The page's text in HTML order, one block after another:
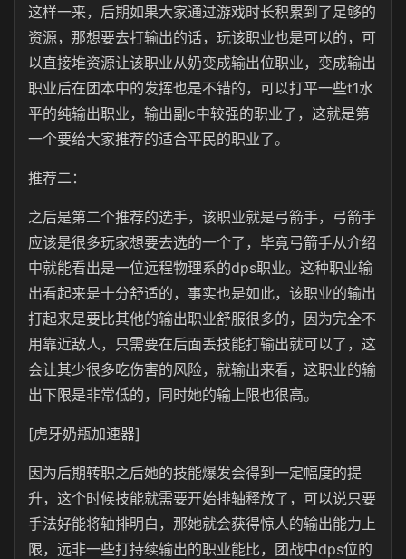
这样一来，后期如果大家通过游戏时长积累到了足够的
资源，那想要去打输出的话，玩该职业也是可以的，可
以直接堆资源让该职业从奶变成输出位职业，变成输出
职业后在团本中的发挥也是不错的，可以打平一些t1水
平的纯输出职业，输出副c中较强的职业了，这就是第
一个要给大家推荐的适合平民的职业了。
推荐二：
之后是第二个推荐的选手，该职业就是弓箭手，弓箭手
应该是很多玩家想要去选的一个了，毕竟弓箭手从介绍
中就能看出是一位远程物理系的dps职业。这种职业输
出看起来是十分舒适的，事实也是如此，该职业的输出
打起来是要比其他的输出职业舒服很多的，因为完全不
用靠近敌人，只需要在后面丢技能打输出就可以了，这
会让其少很多吃伤害的风险，就输出来看，这职业的输
出下限是非常低的，同时她的输上限也很高。
[虎牙奶瓶加速器]
因为后期转职之后她的技能爆发会得到一定幅度的提
升，这个时候技能就需要开始排轴释放了，可以说只要
手法好能将轴排明白，那她就会获得惊人的输出能力上
限，远非一些打持续输出的职业能比，团战中dps位的